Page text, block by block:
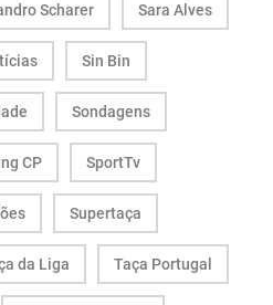
Scharer Sara Alves
Sin Bin
Sondagens
CP SportTv
Supertaça
da Liga Taça Portugal